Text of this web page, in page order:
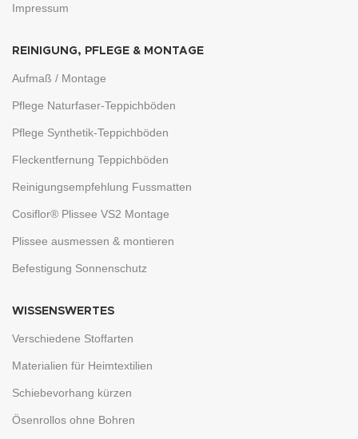
Impressum
REINIGUNG, PFLEGE & MONTAGE
Aufmaß / Montage
Pflege Naturfaser-Teppichböden
Pflege Synthetik-Teppichböden
Fleckentfernung Teppichböden
Reinigungsempfehlung Fussmatten
Cosiflor® Plissee VS2 Montage
Plissee ausmessen & montieren
Befestigung Sonnenschutz
WISSENSWERTES
Verschiedene Stoffarten
Materialien für Heimtextilien
Schiebevorhang kürzen
Ösenrollos ohne Bohren